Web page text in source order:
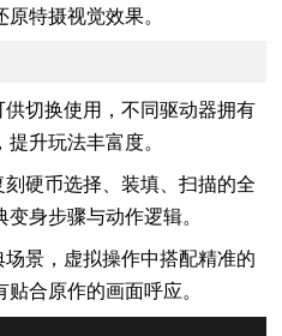
特摄视觉效果。
切换使用，不同驱动器拥有
升玩法丰富度。
硬币选择、装填、扫描的全
身步骤与动作逻辑。
景，虚拟操作中搭配精准的
合原作的画面呼应。